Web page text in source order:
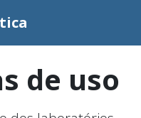
de uso